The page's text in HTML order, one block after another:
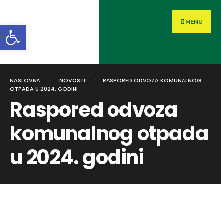
MENU
NASLOVNA NOVOSTI
RASPORED ODVOZA KOMUNALNOG
OTPADA U 2024. GODINI
Raspored odvoza
komunalnog otpada
u 2024. godini
Open toolbar